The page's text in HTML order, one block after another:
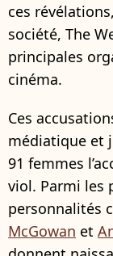
ces
société, The
principales
cinéma.
Ces
médiatique et
91 femmes
viol. Parmi les
personnalités
McGowan et